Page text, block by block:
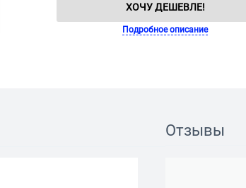
ХОЧУ ДЕШЕВЛЕ!
Подробное описание
Отзывы